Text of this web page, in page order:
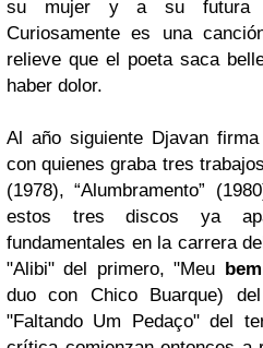
su mujer y a su futura
Curiosamente es una
relieve que el poeta saca
haber dolor.
Al año siguiente Djavan
con quienes graba tres
(1978),“Alumbramento”
estos tres discos ya
fundamentales en la carrera
"Alibi" del primero,"Meu bem
duo con Chico Buarque)
"Faltando Um Pedaço"del